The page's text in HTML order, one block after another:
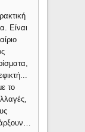
Είναι
το